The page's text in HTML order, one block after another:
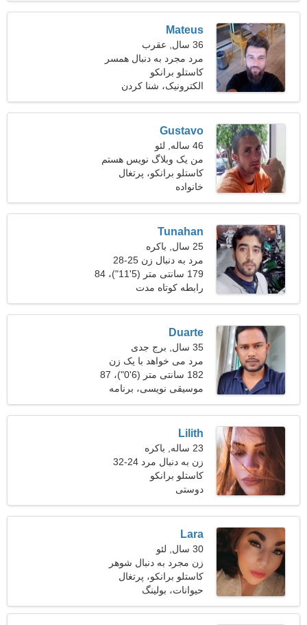
Mateus
36 سال, عقرب
مرد مجرد به دنبال همسر
کاستلو برانکو
الکترونیک، شنا كردن
Gustavo
46 ساله, لئو
من یک وبلاگ نویس هستم
کاستلو برانکو، پرتغال
خانواده
Tunahan
25 سال, باکره
مرد به دنبال زن 25-28
179 سانتی متر (5'11")، 84
کیلوگرم (185 پوند)
رابطه کوتاه مدت
Duarte
35 سال, برج جدی
مرد می خواهد با یک زن
ملاقات کند
182 سانتی متر (6'0")، 87
کیلوگرم (191 پوند)
موسیقی نویسی، برنامه
نويسي
Lilith
23 ساله, باکره
زن به دنبال مرد 24-32
کاستلو برانکو
دوستی
Lara
30 سال, لئو
زن مجرد به دنبال شوهر
کاستلو برانکو، پرتغال
حیوانات، بولینگ